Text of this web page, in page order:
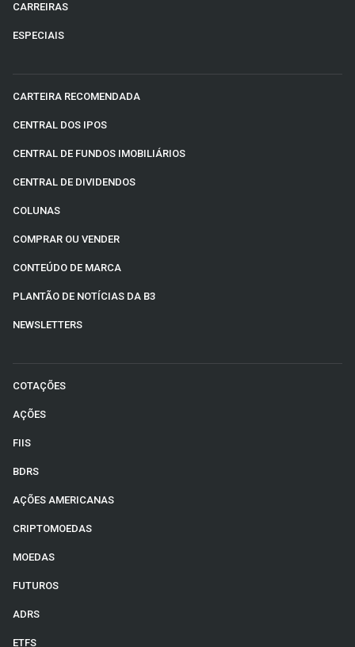
CARREIRAS
ESPECIAIS
CARTEIRA RECOMENDADA
CENTRAL DOS IPOS
CENTRAL DE FUNDOS IMOBILIÁRIOS
CENTRAL DE DIVIDENDOS
COLUNAS
COMPRAR OU VENDER
CONTEÚDO DE MARCA
PLANTÃO DE NOTÍCIAS DA B3
NEWSLETTERS
COTAÇÕES
AÇÕES
FIIS
BDRS
AÇÕES AMERICANAS
CRIPTOMOEDAS
MOEDAS
FUTUROS
ADRS
ETFS